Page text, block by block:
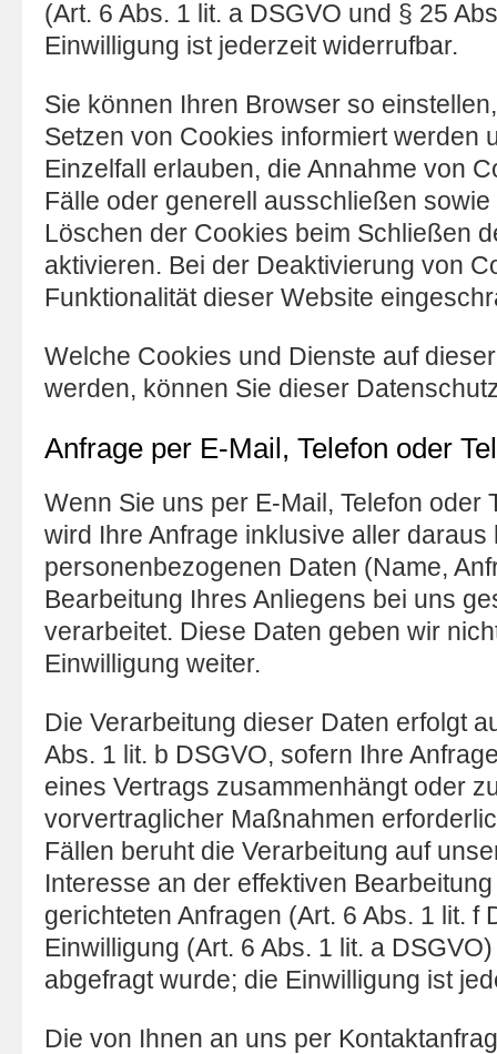
(Art. 6 Abs. 1 lit. a DSGVO und § 25
Einwilligung ist jederzeit widerrufbar.
Sie können Ihren Browser so
Setzen von Cookies informiert werden
Einzelfall erlauben, die Annahme von
Fälle oder generell ausschließen
Löschen der Cookies beim Schließen
aktivieren. Bei der Deaktivierung von
Funktionalität dieser Website
Welche Cookies und Dienste auf
werden, können Sie dieser
Anfrage per E-Mail, Telefon oder
Wenn Sie uns per E-Mail, Telefon oder
wird Ihre Anfrage inklusive aller
personenbezogenen Daten (Name,
Bearbeitung Ihres Anliegens bei uns
verarbeitet. Diese Daten geben wir
Einwilligung weiter.
Die Verarbeitung dieser Daten erfolgt
Abs. 1 lit. b DSGVO, sofern Ihre
eines Vertrags zusammenhängt oder
vorvertraglicher Maßnahmen
Fällen beruht die Verarbeitung auf
Interesse an der effektiven
gerichteten Anfragen (Art. 6 Abs. 1 lit. f
Einwilligung (Art. 6 Abs. 1 lit. a
abgefragt wurde; die Einwilligung ist
Die von Ihnen an uns per